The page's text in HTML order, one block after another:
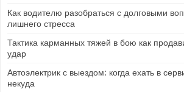
Как водителю разобраться с долговыми
лишнего стресса
Тактика карманных тяжей в бою как
удар
Автоэлектрик с выездом: когда ехать в
некуда